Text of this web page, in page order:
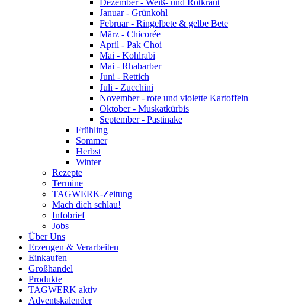
Dezember - Weiß- und Rotkraut
Januar - Grünkohl
Februar - Ringelbete & gelbe Bete
März - Chicorée
April - Pak Choi
Mai - Kohlrabi
Mai - Rhabarber
Juni - Rettich
Juli - Zucchini
November - rote und violette Kartoffeln
Oktober - Muskatkürbis
September - Pastinake
Frühling
Sommer
Herbst
Winter
Rezepte
Termine
TAGWERK-Zeitung
Mach dich schlau!
Infobrief
Jobs
Über Uns
Erzeugen & Verarbeiten
Einkaufen
Großhandel
Produkte
TAGWERK aktiv
Adventskalender